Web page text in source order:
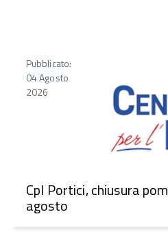
Pubblicato:
04 Agosto
2026
CpI Portici, chiusura
agosto